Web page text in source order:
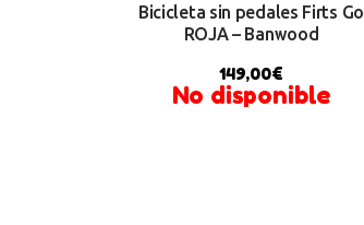
Bicicleta sin pedales Firts Go
ROJA – Banwood
149,00€
No disponible